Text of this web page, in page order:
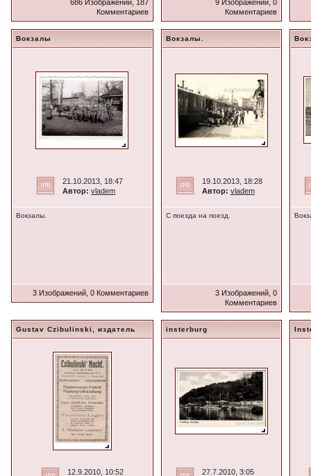
686 Изображений, 187
Комментариев
9 Изображений, 0
Комментариев
Вокзалы
21.10.2013, 18:47
Автор: vladem
Вокзалы.
3 Изображений, 0 Комментариев
Вокзалы.
19.10.2013, 18:28
Автор: vladem
С поезда на поезд.
3 Изображений, 0
Комментариев
Gustav Czibulinski, издатель
12.9.2010, 10:52
insterburg
27.7.2010, 3:05